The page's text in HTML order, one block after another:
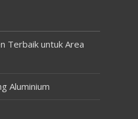
Terbaik untuk Area
Aluminium